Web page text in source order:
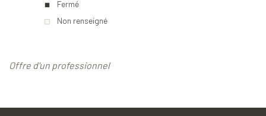
Fermé
Non renseigné
Offre d'un professionnel